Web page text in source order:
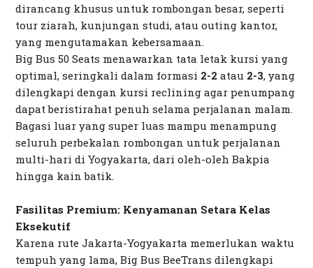
dirancang khusus untuk rombongan besar, seperti
tour ziarah, kunjungan studi, atauouting kantor,
yang mengutamakan kebersamaan.
Big Bus 50 Seats menawarkan tata letak kursi yang
optimal, seringkali dalam formasi 2-2 atau 2-3, yang
dilengkapi dengan kursi reclining agar penumpang
dapat beristirahat penuh selama perjalanan malam.
Bagasi luar yang super luas mampu menampung
seluruh perbekalan rombongan untuk perjalanan
multi-hari di Yogyakarta, dari oleh-oleh Bakpia
hingga kain batik.
Fasilitas Premium: Kenyamanan Setara Kelas
Eksekutif
Karena rute Jakarta-Yogyakarta memerlukan waktu
tempuh yang lama, Big Bus BeeTrans dilengkapi